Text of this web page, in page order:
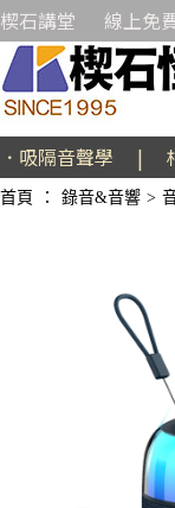
楔石講堂 線上免
．吸隔音聲學 |
首頁 ： 錄音&音響 >